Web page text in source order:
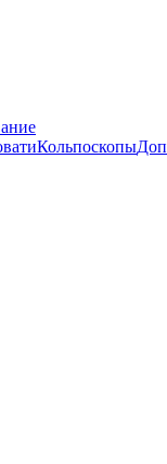
Кольпоскопы